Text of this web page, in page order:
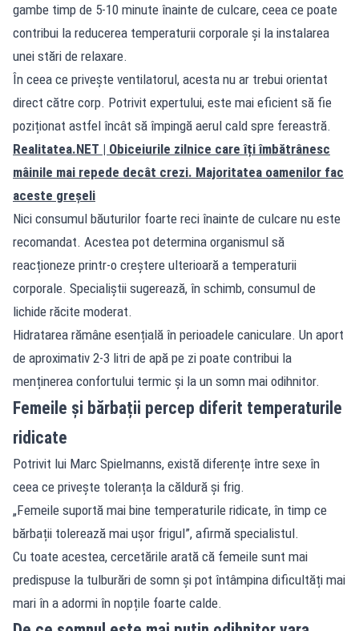
gambe timp de 5-10 minute înainte de culcare, ceea ce poate
contribui la reducerea temperaturii corporale și la instalarea
unei stări de relaxare.
În ceea ce privește ventilatorul, acesta nu ar trebui orientat
direct către corp. Potrivit expertului, este mai eficient să fie
poziționat astfel încât să împingă aerul cald spre fereastră.
Realitatea.NET | Obiceiurile zilnice care îți îmbătrânesc
mâinile mai repede decât crezi. Majoritatea oamenilor fac
aceste greșeli
Nici consumul băuturilor foarte reci înainte de culcare nu este
recomandat. Acestea pot determina organismul să
reacționeze printr-o creștere ulterioară a temperaturii
corporale. Specialiștii sugerează, în schimb, consumul de
lichide răcite moderat.
Hidratarea rămâne esențială în perioadele caniculare. Un aport
de aproximativ 2-3 litri de apă pe zi poate contribui la
menținerea confortului termic și la un somn mai odihnitor.
Femeile și bărbații percep diferit temperaturile
ridicate
Potrivit lui Marc Spielmanns, există diferențe între sexe în
ceea ce privește toleranța la căldură și frig.
„Femeile suportă mai bine temperaturile ridicate, în timp ce
bărbații tolerează mai ușor frigul”, afirmă specialistul.
Cu toate acestea, cercetările arată că femeile sunt mai
predispuse la tulburări de somn și pot întâmpina dificultăți mai
mari în a adormi în nopțile foarte calde.